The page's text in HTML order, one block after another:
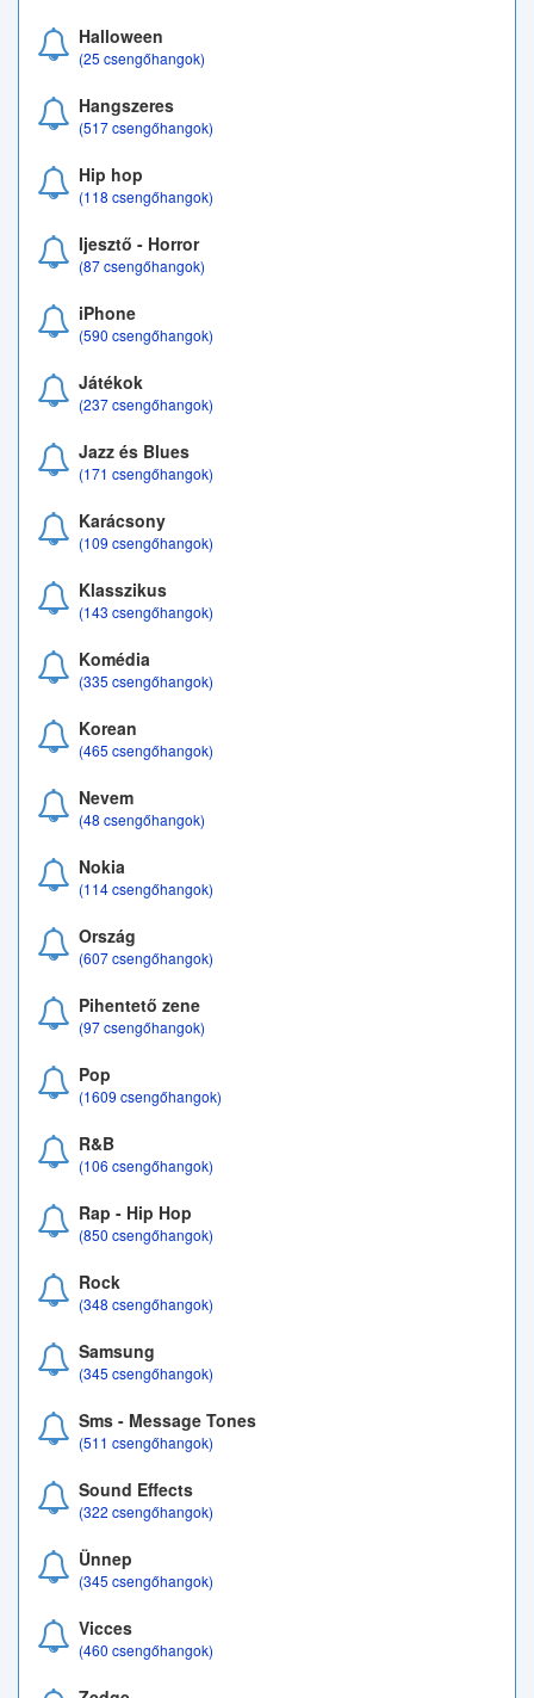
Halloween
(25 csengőhangok)
Hangszeres
(517 csengőhangok)
Hip hop
(118 csengőhangok)
Ijesztő - Horror
(87 csengőhangok)
iPhone
(590 csengőhangok)
Játékok
(237 csengőhangok)
Jazz és Blues
(171 csengőhangok)
Karácsony
(109 csengőhangok)
Klasszikus
(143 csengőhangok)
Komédia
(335 csengőhangok)
Korean
(465 csengőhangok)
Nevem
(48 csengőhangok)
Nokia
(114 csengőhangok)
Ország
(607 csengőhangok)
Pihentető zene
(97 csengőhangok)
Pop
(1609 csengőhangok)
R&B
(106 csengőhangok)
Rap - Hip Hop
(850 csengőhangok)
Rock
(348 csengőhangok)
Samsung
(345 csengőhangok)
Sms - Message Tones
(511 csengőhangok)
Sound Effects
(322 csengőhangok)
Ünnep
(345 csengőhangok)
Vicces
(460 csengőhangok)